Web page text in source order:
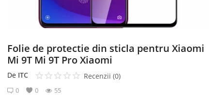
Folie de protectie din sticla pentru Xiaomi
Mi 9T Mi 9T Pro Xiaomi
De ITC Recenzii (0)
0 0 55